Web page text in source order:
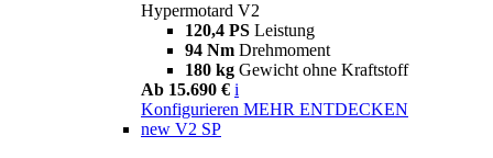
Hypermotard V2
120,4 PS Leistung
94 Nm Drehmoment
180 kg Gewicht ohne Kraftstoff
Ab 15.690 € i
Konfigurieren MEHR ENTDECKEN
new V2 SP